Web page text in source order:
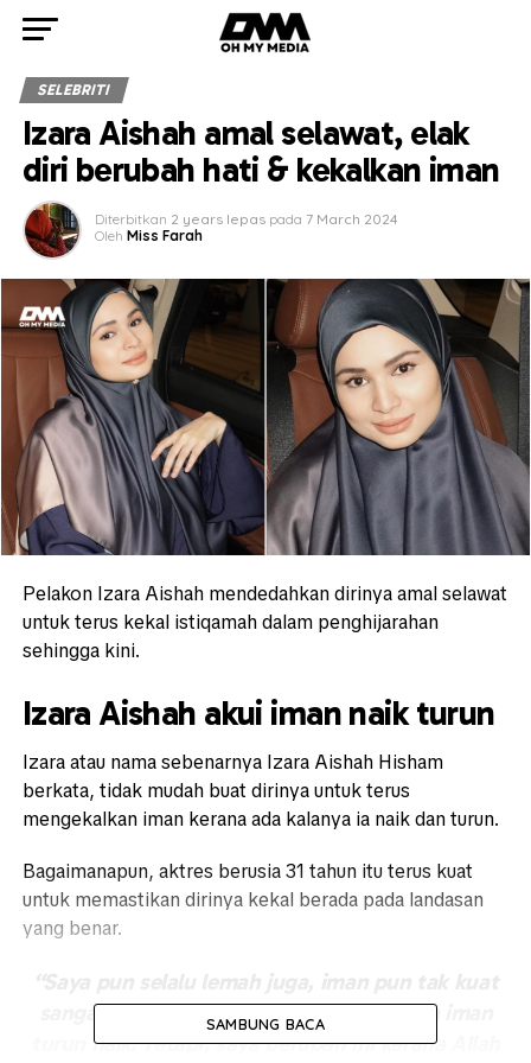
SELEBRITI
Izara Aishah amal selawat, elak
diri berubah hati & kekalkan iman
Diterbitkan 2 years lepas pada 7 March 2024
Oleh Miss Farah
Pelakon Izara Aishah mendedahkan dirinya amal selawat
untuk terus kekal istiqamah dalam penghijarahan
sehingga kini.
Izara Aishah akui iman naik turun
Izara atau nama sebenarnya Izara Aishah Hisham
berkata, tidak mudah buat dirinya untuk terus
mengekalkan iman kerana ada kalanya ia naik dan turun.
Bagaimanapun, aktres berusia 31 tahun itu terus kuat
untuk memastikan dirinya kekal berada pada landasan
yang benar.
sangat, Kadang-kadang sebagai manusia iman
turun naik. Tetapi, saya berubah ini kerana Allah
SAMBUNG BACA